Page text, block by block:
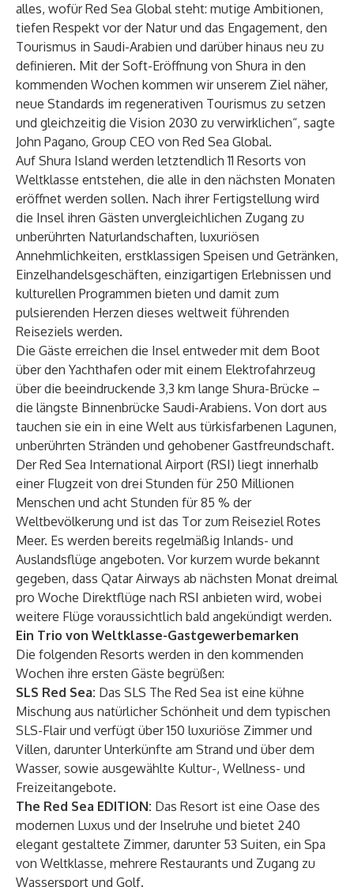
alles, wofür Red Sea Global steht: mutige Ambitionen,
tiefen Respekt vor der Natur und das Engagement, den
Tourismus in Saudi-Arabien und darüber hinaus neu zu
definieren. Mit der Soft-Eröffnung von Shura in den
kommenden Wochen kommen wir unserem Ziel näher,
neue Standards im regenerativen Tourismus zu setzen
und gleichzeitig die Vision 2030 zu verwirklichen“, sagte
John Pagano, Group CEO von Red Sea Global.
Auf Shura Island werden letztendlich 11 Resorts von
Weltklasse entstehen, die alle in den nächsten Monaten
eröffnet werden sollen. Nach ihrer Fertigstellung wird
die Insel ihren Gästen unvergleichlichen Zugang zu
unberührten Naturlandschaften, luxuriösen
Annehmlichkeiten, erstklassigen Speisen und Getränken,
Einzelhandelsgeschäften, einzigartigen Erlebnissen und
kulturellen Programmen bieten und damit zum
pulsierenden Herzen dieses weltweit führenden
Reiseziels werden.
Die Gäste erreichen die Insel entweder mit dem Boot
über den Yachthafen oder mit einem Elektrofahrzeug
über die beeindruckende 3,3 km lange Shura-Brücke –
die längste Binnenbrücke Saudi-Arabiens. Von dort aus
tauchen sie ein in eine Welt aus türkisfarbenen Lagunen,
unberührten Stränden und gehobener Gastfreundschaft.
Der Red Sea International Airport (RSI) liegt innerhalb
einer Flugzeit von drei Stunden für 250 Millionen
Menschen und acht Stunden für 85 % der
Weltbevölkerung und ist das Tor zum Reiseziel Rotes
Meer. Es werden bereits regelmäßig Inlands- und
Auslandsflüge angeboten. Vor kurzem wurde bekannt
gegeben, dass Qatar Airways ab nächsten Monat dreimal
pro Woche Direktflüge nach RSI anbieten wird, wobei
weitere Flüge voraussichtlich bald angekündigt werden.
Ein Trio von Weltklasse-Gastgewerbemarken
Die folgenden Resorts werden in den kommenden
Wochen ihre ersten Gäste begrüßen:
SLS Red Sea: Das SLS The Red Sea ist eine kühne
Mischung aus natürlicher Schönheit und dem typischen
SLS-Flair und verfügt über 150 luxuriöse Zimmer und
Villen, darunter Unterkünfte am Strand und über dem
Wasser, sowie ausgewählte Kultur-, Wellness- und
Freizeitangebote.
The Red Sea EDITION: Das Resort ist eine Oase des
modernen Luxus und der Inselruhe und bietet 240
elegant gestaltete Zimmer, darunter 53 Suiten, ein Spa
von Weltklasse, mehrere Restaurants und Zugang zu
Wassersport und Golf.